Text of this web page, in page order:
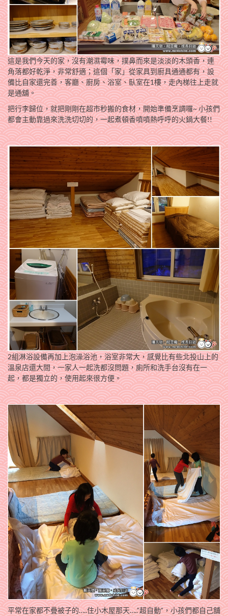
這是我們今天的家，沒有潮濕霉味，撲鼻而來是淡淡的木頭香，連
角落都好乾淨，非常舒適；這個「家」從家具到廚具通通都有，設
備比自家還完善，客廳、廚房、浴室、臥室在1樓，走內梯往上走就
是通舖。
把行李歸位，就把剛剛在超市秒搬的食材，開始準備烹調囉~ 小孩們
都會主動靠過來洗洗切切的，一起煮頓香噴噴熱呼呼的火鍋大餐!!
2組淋浴設備再加上泡澡浴池，浴室非常大，感覺比有些北投山上的
溫泉店還大間，一家人一起洗都沒問題，廁所和洗手台沒有在一
起，都是獨立的，使用起來很方便。
平常在家都不疊被子的…..住小木屋那天…..”超自動”，小孩們都自己舖